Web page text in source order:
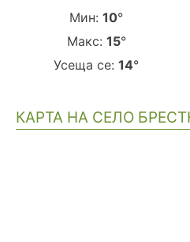
Мин: 10°
Макс: 15°
Усеща се: 14°
КАРТА НА СЕЛО